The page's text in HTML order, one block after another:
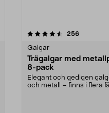
256
Galgar
Trägalgar med
8-pack
Elegant och gedigen
och metall – finns i flera
4.0av 5 stjärnor